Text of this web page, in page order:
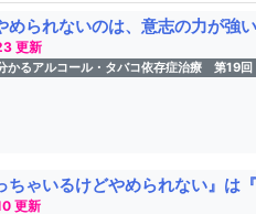
められないのは、意志の力が強い
更新
かるアルコール・タバコ依存症治療 第19回
ちゃいるけどやめられない』は
更新